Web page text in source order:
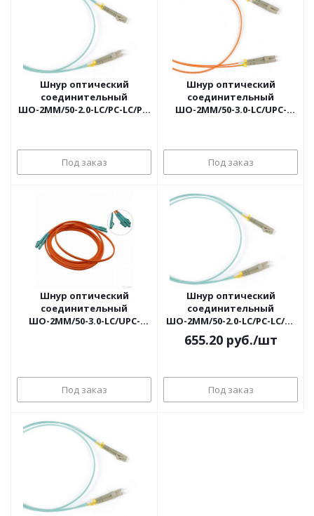
Шнур оптический
соединительный
ШО-2MM/50-2.0-LC/PC-LC/PC,
Под заказ
Шнур оптический
соединительный
ШО-2MM/50-3.0-LC/UPC-
Под заказ
Шнур оптический
соединительный
ШО-2MM/50-3.0-LC/UPC-
Под заказ
Шнур оптический
соединительный
ШО-2MM/50-2.0-LC/PC-LC/PC
- 10.0
655.20руб./шт
Под заказ